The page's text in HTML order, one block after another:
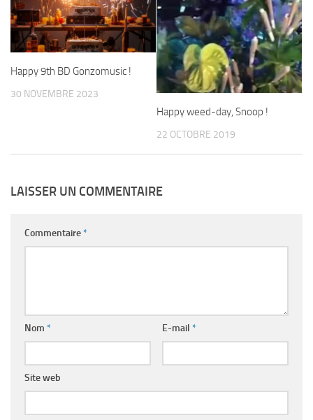
Happy 9th BD Gonzomusic !
30 NOVEMBRE 2023
Happy weed-day, Snoop !
22 OCTOBRE 2019
LAISSER UN COMMENTAIRE
Commentaire*
Nom * E-mail *
Site web